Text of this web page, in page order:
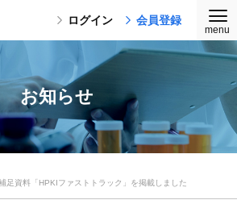
ログイン 会員登録
お知らせ
足資料「HPKIファストトラック」を掲載しました